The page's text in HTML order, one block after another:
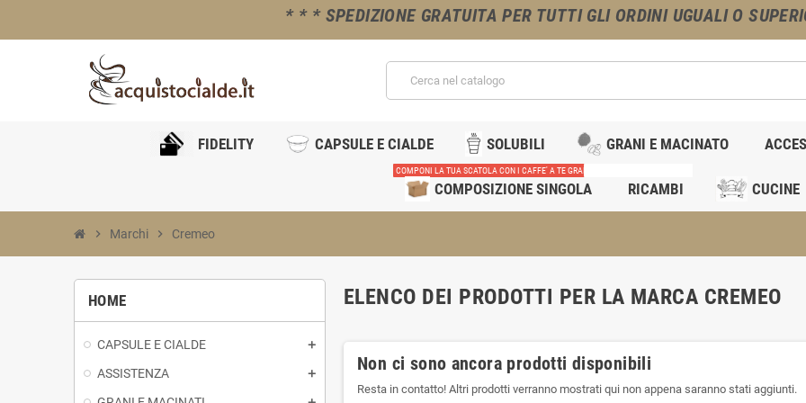
* * * SPEDIZIONE GRATUITA PER TUTTI GLI ORDINI UGUALI O
FIDELITY CAPSULE E CIALDE SOLUBILI GRANI E MACINATO
COMPOSIZIONE SINGOLA
COMPONI LA TUA SCATOLA CON I CAFFE' A TE GRADITI
RICAMBI CUCINE
chevron_right Marchi chevron_right Cremeo
HOME
CAPSULE E CIALDE
ASSISTENZA
ELENCO DEI PRODOTTI PER LA MARCA CREMEO
Non ci sono ancora prodotti disponibili
Resta in contatto! Altri prodotti verranno mostrati qui non appena saranno stati aggiunti.